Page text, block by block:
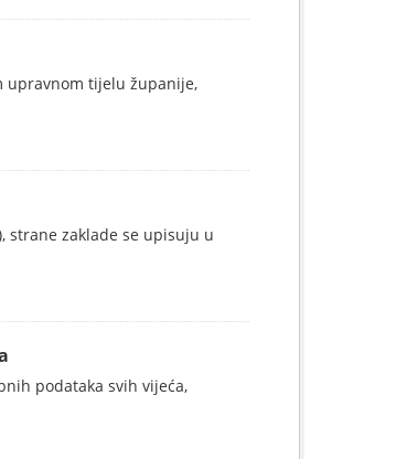
upravnom tijelu županije,
strane zaklade se upisuju u
podataka svih vijeća,